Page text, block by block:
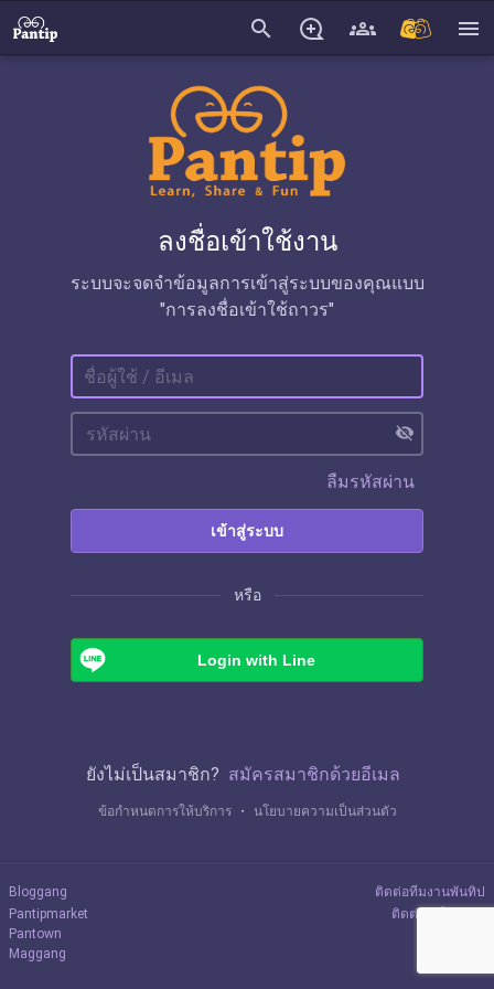
search menu
ลงชื่อเข้าใช้งาน
ระบบจะจดจำข้อมูลการเข้าสู่ระบบของคุณแบบ
"การลงชื่อเข้าใช้ถาวร"
visibility_off
ลืมรหัสผ่าน
เข้าสู่ระบบ
หรือ
Login with Line
ยังไม่เป็นสมาชิก? สมัครสมาชิกด้วยอีเมล
ข้อกำหนดการให้บริการ ・ นโยบายความเป็นส่วนตัว
Bloggang
Pantipmarket
Pantown
Maggang
ติดต่อทีมงานพันทิป
ติดต่อลงโฆษณา